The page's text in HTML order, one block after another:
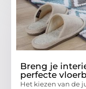
Breng je
perfecte
Het kiezen van de